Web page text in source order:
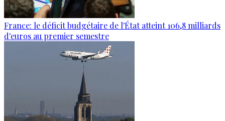
France: le déficit budgétaire de l'État atteint 106,8 milliards
d'euros au premier semestre